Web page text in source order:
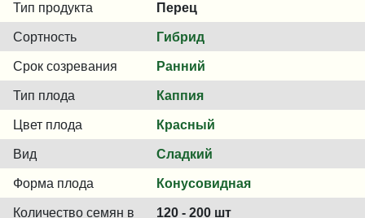
Тип продукта Перец
Сортность Гибрид
Срок созревания Ранний
Тип плода Каппия
Цвет плода Красный
Вид Сладкий
Форма плода Конусовидная
Количество семян в
120 - 200 шт